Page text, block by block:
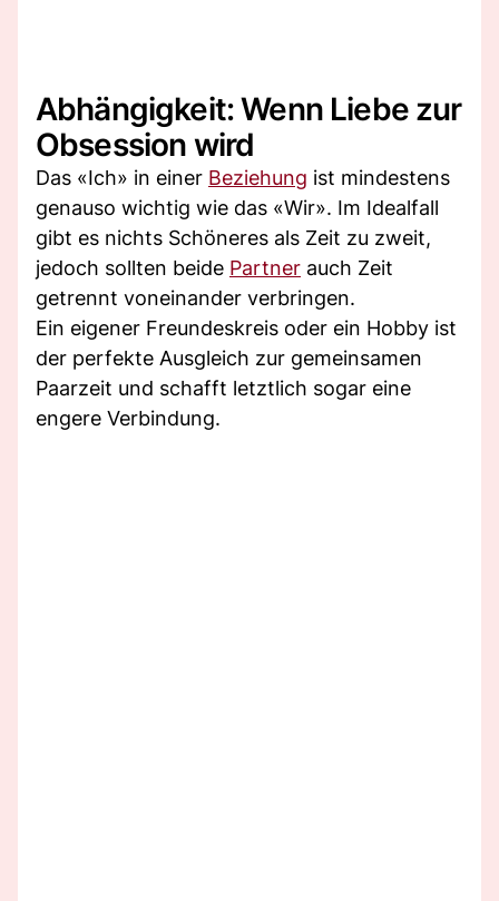
Abhängigkeit: Wenn Liebe zur
Obsession wird
Das «Ich» in einer Beziehung ist mindestens
genauso wichtig wie das «Wir». Im Idealfall
gibt es nichts Schöneres als Zeit zu zweit,
jedoch sollten beide Partner auch Zeit
getrennt voneinander verbringen.
Ein eigener Freundeskreis oder ein Hobby ist
der perfekte Ausgleich zur gemeinsamen
Paarzeit und schafft letztlich sogar eine
engere Verbindung.